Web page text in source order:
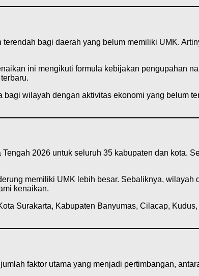
bagi daerah yang belum memiliki UMK.
ini mengikuti formula kebijakan pengupahan
wilayah dengan aktivitas ekonomi yang belum
2026 untuk seluruh 35 kabupaten dan kota.
memiliki UMK lebih besar. Sebaliknya,
kenaikan.
Surakarta, Kabupaten Banyumas, Cilacap,
faktor utama yang menjadi pertimbangan,